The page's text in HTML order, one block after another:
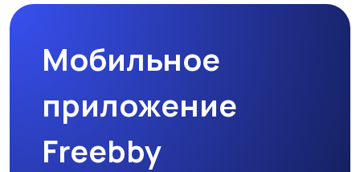
Мобильное
приложение
Freebby